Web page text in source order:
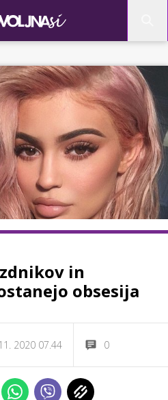
in
obsesija
2020 07.44 0